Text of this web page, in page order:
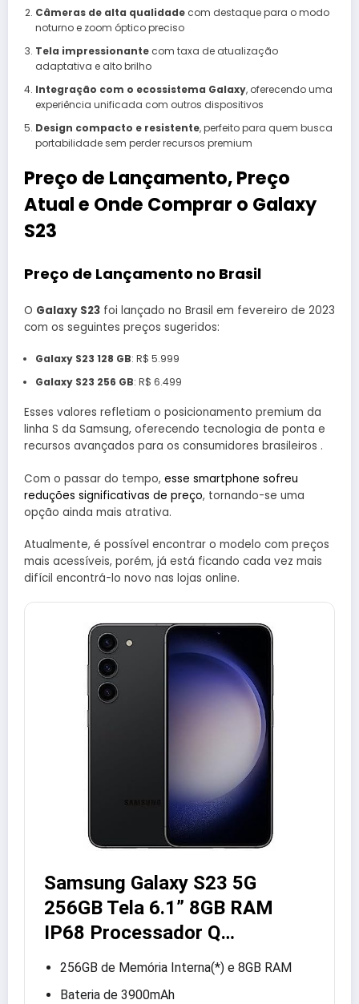
Câmeras de alta qualidadecom destaque para o modo
noturno e zoom óptico preciso
Tela impressionantecom taxa de atualização
adaptativa e alto brilho
Integração com o ecossistema Galaxy, oferecendo uma
experiência unificada com outros dispositivos
Design compacto e resistente, perfeito para quem busca
portabilidade sem perder recursos premium
Preço de Lançamento, Preço
Atual e Onde Comprar o Galaxy
S23
Preço de Lançamento no Brasil
O Galaxy S23 foi lançado no Brasil em fevereiro de 2023
com os seguintes preços sugeridos:
Galaxy S23 128 GB: R$ 5.999
Galaxy S23 256 GB: R$ 6.499
Esses valores refletiam o posicionamento premium da
linha S da Samsung, oferecendo tecnologia de ponta e
recursos avançados para os consumidores brasileiros .
Com o passar do tempo, esse smartphone sofreu
reduções significativas de preço, tornando-se uma
opção ainda mais atrativa.
Atualmente, é possível encontrar o modelo com preços
mais acessíveis, porém, já está ficando cada vez mais
difícil encontrá-lo novo nas lojas online.
Samsung Galaxy S23 5G
256GB Tela 6.1” 8GB RAM
IP68 Processador Q…
256GB de Memória Interna(*) e 8GB RAM
Bateria de 3900mAh